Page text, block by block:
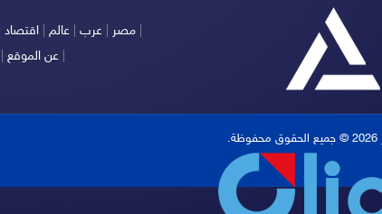
مصر عرب عالم اقتصاد
عن الموقع|